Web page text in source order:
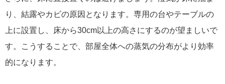
り、結露やカビの原因となります。専用の台やテーブルの
上に設置し、床から30cm以上の高さにするのが望ましいで
す。こうすることで、部屋全体への蒸気の分布がより効率
的になります。